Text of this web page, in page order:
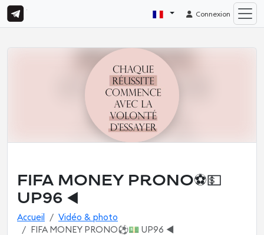
Connexion
FIFA MONEY PRONO⚽️💵
UP96 ◀️
Accueil
Vidéo & photo
FIFA MONEY PRONO⚽️💵 UP96 ◀️